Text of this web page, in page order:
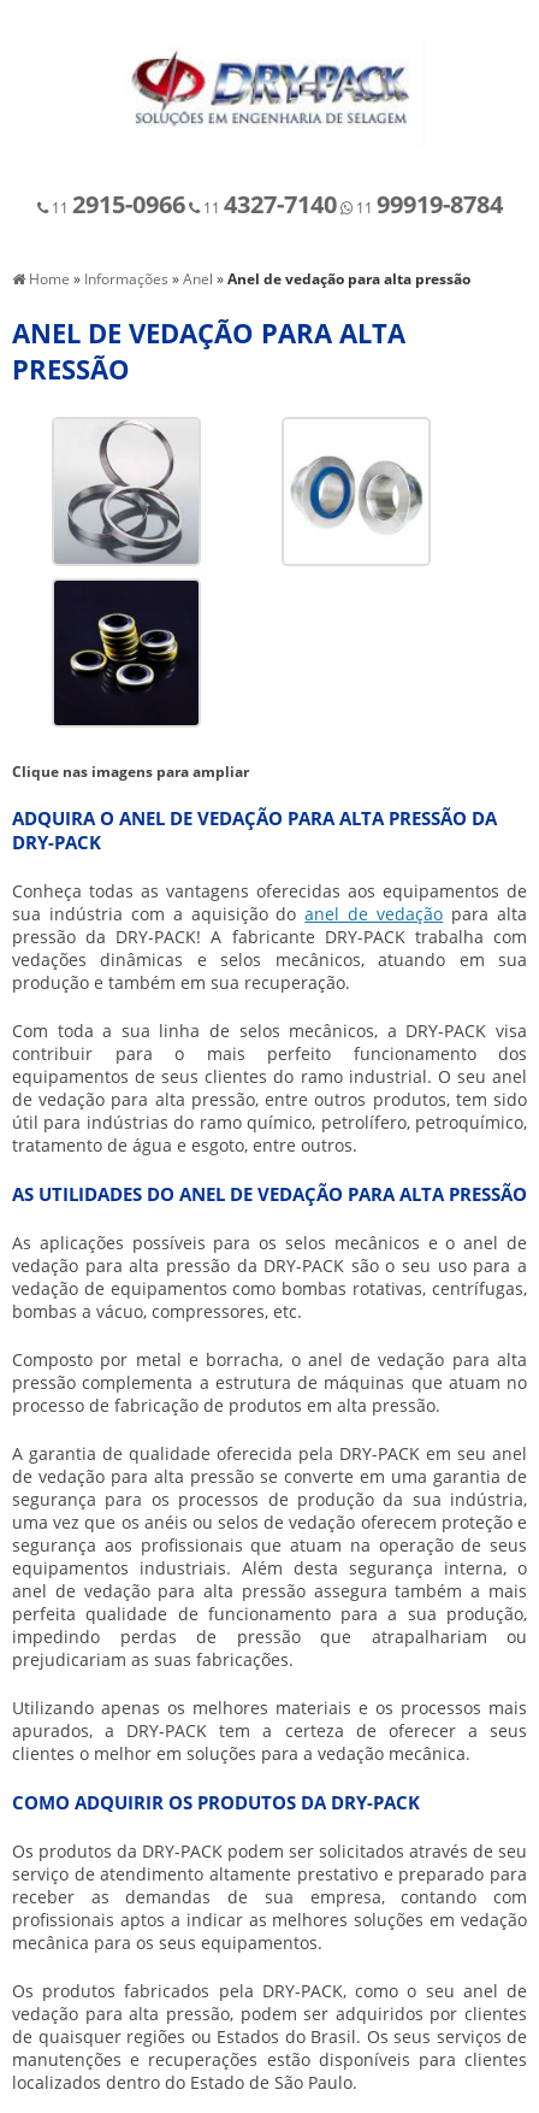
11 2915-0966 11 4327-7140 11 99919-8784
Home » Informações »Anel »Anel de vedação para alta pressão
ANEL DE VEDAÇÃO PARA ALTA
PRESSÃO
Clique nas imagens para ampliar
ADQUIRA O ANEL DE VEDAÇÃO PARA ALTA PRESSÃO DA
DRY-PACK
Conheça todas as vantagens oferecidas aos equipamentos de
sua indústria com a aquisição doanel de vedação para alta
pressão da DRY-PACK! A fabricante DRY-PACK trabalha com
vedações dinâmicas e selos mecânicos, atuando em sua
produção e também em sua recuperação.
Com toda a sua linha de selos mecânicos, a DRY-PACK visa
contribuir para o mais perfeito funcionamento dos
equipamentos de seus clientes do ramo industrial. O seu anel
de vedação para alta pressão, entre outros produtos, tem sido
útil para indústrias do ramo químico, petrolífero, petroquímico,
tratamento de água e esgoto, entre outros.
AS UTILIDADES DO ANEL DE VEDAÇÃO PARA ALTA PRESSÃO
As aplicações possíveis para os selos mecânicos e oanel de
vedação para alta pressãoda DRY-PACK são o seu uso para a
vedação de equipamentos como bombas rotativas, centrífugas,
bombas a vácuo, compressores, etc.
Composto por metal e borracha, o anel de vedação para alta
pressão complementa a estrutura de máquinas que atuam no
processo de fabricação de produtos em alta pressão.
A garantia de qualidade oferecida pela DRY-PACK em seu anel
de vedação para alta pressão se converte em uma garantia de
segurança para os processos de produção da sua indústria,
uma vez que os anéis ou selos de vedação oferecem proteção e
segurança aos profissionais que atuam na operação de seus
equipamentos industriais. Além desta segurança interna, o
anel de vedação para alta pressãoassegura também a mais
perfeita qualidade de funcionamento para a sua produção,
impedindo perdas de pressão que atrapalhariam ou
prejudicariam as suas fabricações.
Utilizando apenas os melhores materiais e os processos mais
apurados, a DRY-PACK tem a certeza de oferecer a seus
clientes o melhor em soluções para a vedação mecânica.
COMO ADQUIRIR OS PRODUTOS DA DRY-PACK
Os produtos da DRY-PACK podem ser solicitados através de seu
serviço de atendimento altamente prestativo e preparado para
receber as demandas de sua empresa, contando com
profissionais aptos a indicar as melhores soluções em vedação
mecânica para os seus equipamentos.
Os produtos fabricados pela DRY-PACK, como o seu anel de
vedação para alta pressão, podem ser adquiridos por clientes
de quaisquer regiões ou Estados do Brasil. Os seus serviços de
manutenções e recuperações estão disponíveis para clientes
localizados dentro do Estado de São Paulo.